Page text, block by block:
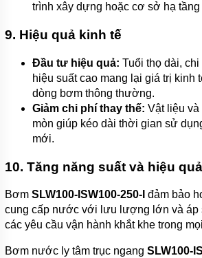
trình xây dựng hoặc cơ sở hạ
9. Hiệu quả kinh tế
Đầu tư hiệu quả: Tuổi thọ dài,
hiệu suất cao mang lại giá trị kinh
dòng bơm thông thường.
Giảm chi phí thay thế: Vật liệu và
mòn giúp kéo dài thời gian sử
mới.
10. Tăng năng suất và hiệu
Bơm SLW100-ISW100-250-I đảm bảo
cung cấp nước với lưu lượng lớn và áp
các yêu cầu vận hành khắt khe trong
Bơm nước ly tâm trục ngang SLW100-